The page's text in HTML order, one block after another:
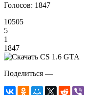
Голосов: 1847
10505
5
1
1847
Поделиться —